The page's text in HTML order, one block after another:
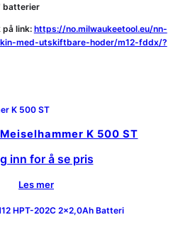
batterier
på link: https://no.milwaukeetool.eu/nn-
med-utskiftbare-hoder/m12-fddx/?
K 500 ST
inn for å se pris
Les mer